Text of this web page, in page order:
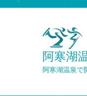
阿寒湖
阿寒湖温泉で